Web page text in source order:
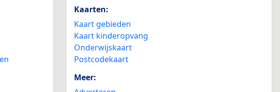
Kaarten:
Kaart gebieden
Kaart kinderopvang
Onderwijskaart
Postcodekaart
Meer: